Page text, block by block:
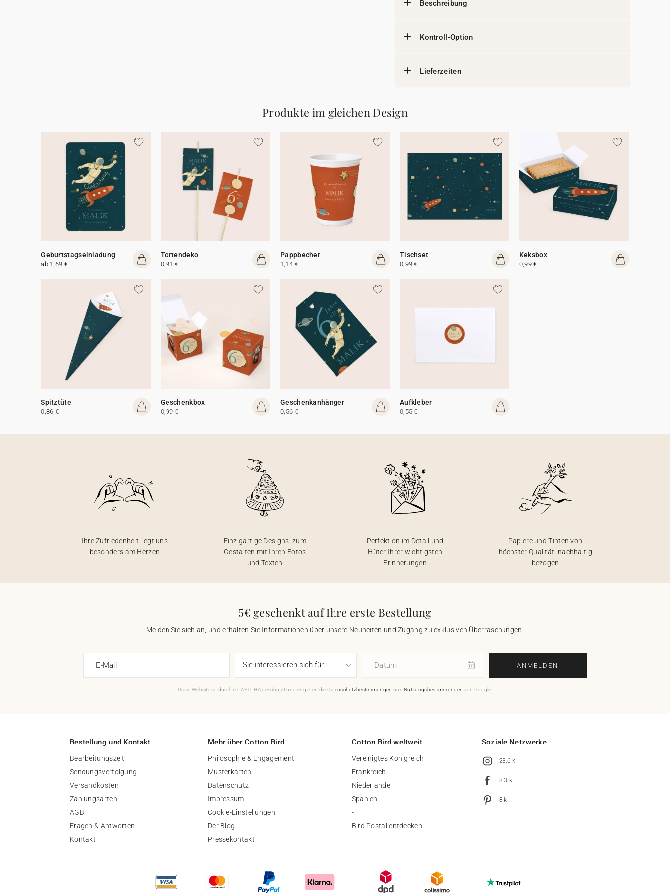
Beschreibung
Kontroll-Option
Lieferzeiten
Produkte im gleichen Design
Geburtstagseinladung
ab 1,69 €
Tortendeko
0,91 €
Pappbecher
1,14 €
Tischset
0,99 €
Keksbox
0,99 €
Spitztüte
0,86 €
Geschenkbox
0,99 €
Geschenkanhänger
0,56 €
Aufkleber
0,55 €
Ihre Zufriedenheit liegt uns
besonders am Herzen
Einzigartige Designs, zum
Gestalten mit Ihren Fotos
und Texten
Perfektion im Detail und
Hüter Ihrer wichtigsten
Erinnerungen
Papiere und Tinten von
höchster Qualität, nachhaltig
bezogen
5€ geschenkt auf Ihre erste Bestellung
Melden Sie sich an, und erhalten Sie Informationen über unsere Neuheiten und Zugang zu exklusiven Überraschungen.
E-Mail Datum ANMELDEN
Diese Website ist durch reCAPTCHA geschützt und es gelten die Datenschutzbestimmungen und Nutzungsbestimmungen von Google.
Bestellung und Kontakt
Bearbeitungszeit
Sendungsverfolgung
Versandkosten
Zahlungsarten
AGB
Fragen & Antworten
Kontakt
Mehr über Cotton Bird
Philosophie & Engagement
Musterkarten
Datenschutz
Impressum
Cookie-Einstellungen
Der Blog
Pressekontakt
Cotton Bird weltweit
Vereinigtes Königreich
Frankreich
Niederlande
Spanien
-
Bird Postal entdecken
Soziale Netzwerke
23,6 k
8.3 k
8 k